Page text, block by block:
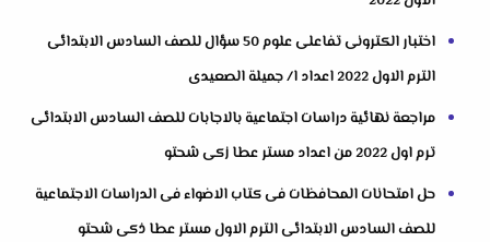
اختبار الكترونى تفاعلى علوم 50 سؤال للصف السادس الابتدائى
الترم الاول 2022 اعداد ا/ جميلة الصعيدى
مراجعة نهائية دراسات اجتماعية بالاجابات للصف السادس الابتدائى
ترم اول 2022 من اعداد مستر عطا زكى شحتو
حل امتحانات المحافظات فى كتاب الاضواء فى الدراسات الاجتماعية
للصف السادس الابتدائى الترم الاول مستر عطا ذكى شحتو